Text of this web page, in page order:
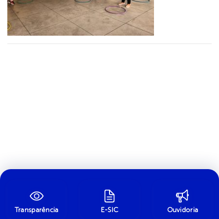
Transparência E-SIC Ouvidoria